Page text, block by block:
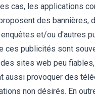
cas, les applications
des bannières,
et/ou d'autres
ces publicités sont
sites web peu
aussi provoquer des
non désirés. En